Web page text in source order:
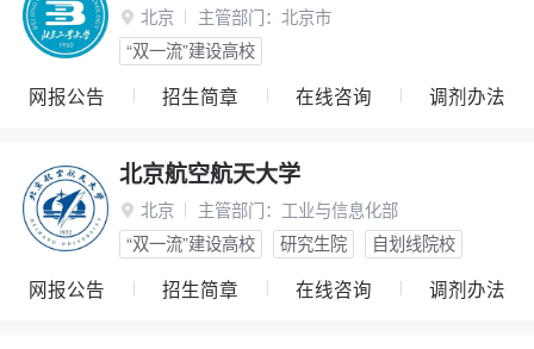
 北京 主管部门： 北京市
“双一流”建设高校
网报公告 招生简章 在线咨询 调剂办法
北京航空航天大学
 北京 主管部门： 工业与信息化部
“双一流”建设高校
研究生院 自划线院校
网报公告 招生简章 在线咨询 调剂办法